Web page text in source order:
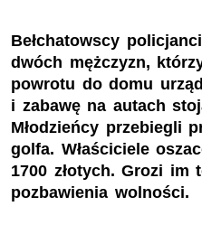
Bełchatowscy
dwóch mężczyzn,
powrotu do domu
i zabawę na autach
Młodzieńcy przebiegli
golfa. Właściciele
1700 złotych. Grozi im
pozbawienia wolności.